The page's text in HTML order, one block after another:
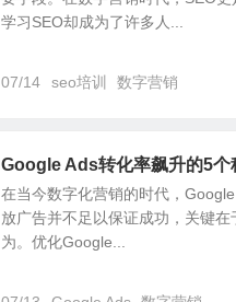
学习SEO却成为了许多人...
07/14 seo培训 数字营销
Google Ads转化率飙升的5个
在当今数字化营销的时代，
放广告并不足以保证成功，关键
为。优化Google...